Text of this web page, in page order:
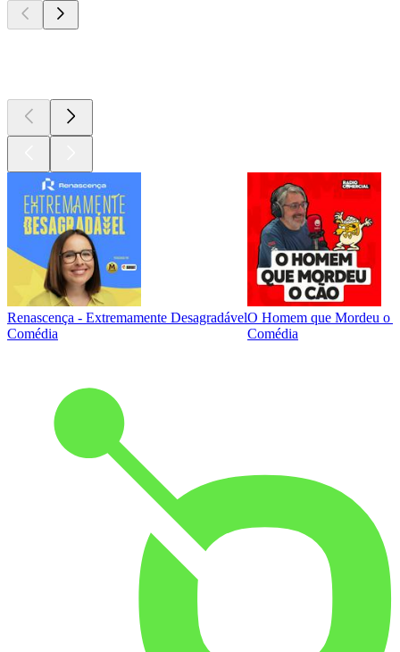
Renascença - Extremamente Desagradável
Comédia
O Homem que Mordeu o
Comédia